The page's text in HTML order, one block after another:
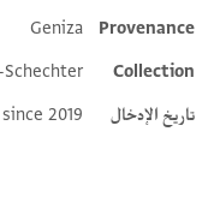
Additional metadata
Provenance
Geniza
Collection
Schechter
تاريخ الإدخال
since 2019